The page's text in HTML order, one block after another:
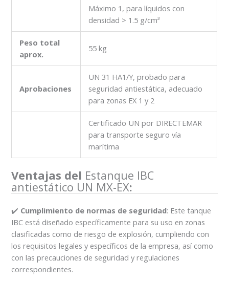
Máximo 1, para líquidos con
densidad > 1.5 g/cm³
Peso total
aprox.
55 kg
Aprobaciones
UN 31 HA1/Y, probado para
seguridad antiestática, adecuado
para zonas EX 1 y 2
Certificado UN por DIRECTEMAR
para transporte seguro vía
marítima
Ventajas del Estanque IBC
antiestático UN MX-EX:
✔️ Cumplimiento de normas de seguridad: Este tanque
IBC está diseñado específicamente para su uso en zonas
clasificadas como de riesgo de explosión, cumpliendo con
los requisitos legales y específicos de la empresa, así como
con las precauciones de seguridad y regulaciones
correspondientes.